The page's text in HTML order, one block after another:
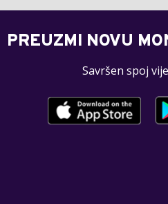
PREUZMI NOVU
Savršen spoj